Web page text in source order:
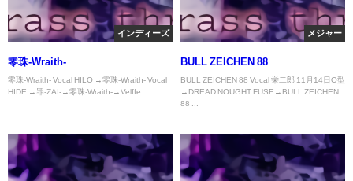
インディーズ
零珠-Wraith-
零珠-Wraith- Vocal HILO →零珠-Wraith- Vocal
HIDE →罪-ZAI-→零珠-Wraith-→Velffe...
メジャー
BULL ZEICHEN 88
BULL ZEICHEN 88 Vocal 栄二郎 11月14日O型
→DREAD NOUGHT FUSE→BULL ZEICHEN
88 ...